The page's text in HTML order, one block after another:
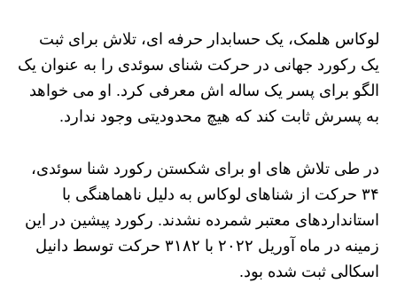
لوکاس هلمک، یک حسابدار حرفه‌ ای، تلاش برای ثبت
یک رکورد جهانی در حرکت شنای سوئدی را به عنوان یک
الگو برای پسر یک ساله‌ اش معرفی کرد. او می‌ خواهد
به پسرش ثابت کند که هیچ محدودیتی وجود ندارد.
در طی تلاش‌ های او برای شکستن رکورد شنا سوئدی،
۳۴ حرکت از شناهای لوکاس به دلیل ناهماهنگی با
استانداردهای معتبر شمرده نشدند. رکورد پیشین در این
زمینه در ماه آوریل ۲۰۲۲ با ۳۱۸۲ حرکت توسط دانیل
اسکالی ثبت شده بود.